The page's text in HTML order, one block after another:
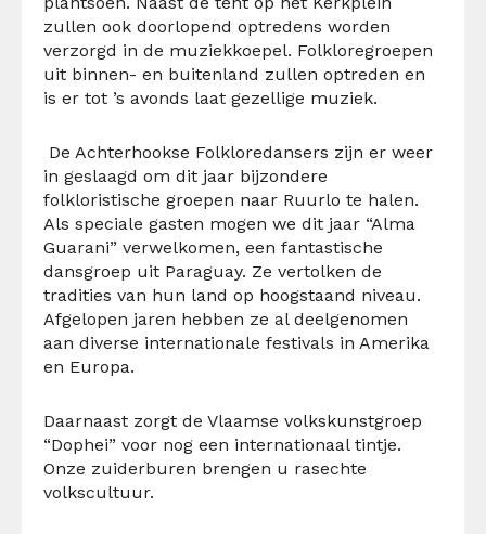
zullen ook doorlopend optredens worden
verzorgd in de muziekkoepel. Folklore­groepen
uit binnen- en buitenland zullen optreden en
is er tot ’s avonds laat gezellige muziek.
De Achterhookse Folkloredansers zijn er weer
in geslaagd om dit jaar bijzondere
folkloristische groepen naar Ruurlo te halen.
Als speciale gasten mogen we dit jaar “Alma
Guarani” verwel­komen, een fantastische
dansgroep uit Paraguay. Ze vertolken de
tradities van hun land op hoogstaand niveau.
Afgelopen jaren hebben ze al deelgenomen
aan diverse internationale festivals in Amerika
en Europa.
Daarnaast zorgt de Vlaamse volkskunstgroep
“Dophei” voor nog een internationaal tintje.
Onze zuiderburen brengen u rasechte
volkscultuur.